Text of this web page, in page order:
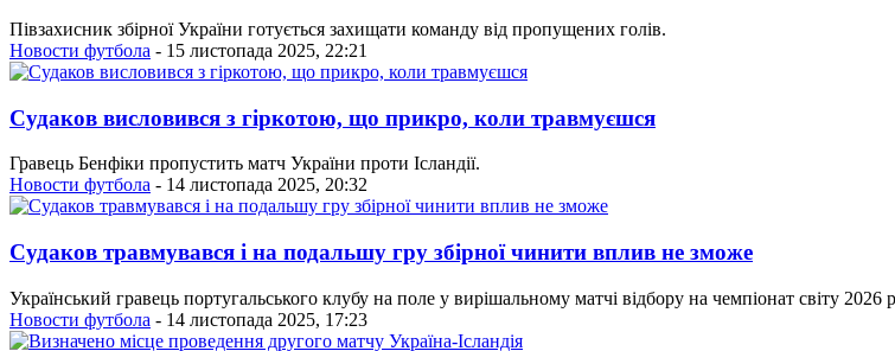
Півзахисник збірної України готується захищати команду від пропущених голів.
Новости футбола - 15 листопада 2025, 22:21
Судаков висловився з гіркотою, що прикро, коли травмуєшся
Гравець Бенфіки пропустить матч України проти Ісландії.
Новости футбола - 14 листопада 2025, 20:32
Судаков травмувався і на подальшу гру збірної чинити вплив не зможе
Український гравець португальського клубу на поле у вирішальному матчі відбору на чемпіонат світу 2026
Новости футбола - 14 листопада 2025, 17:23